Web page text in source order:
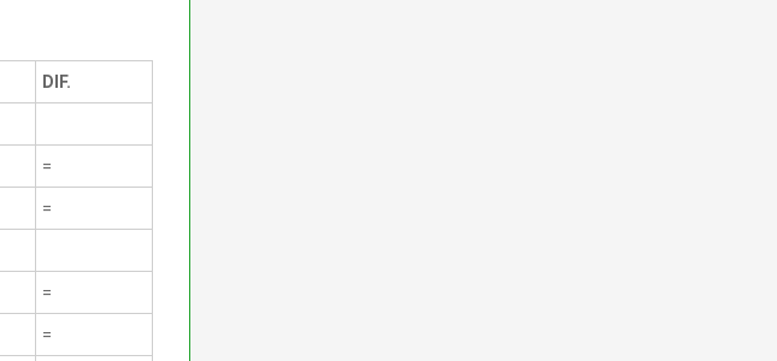
DIF.
=
=
=
=